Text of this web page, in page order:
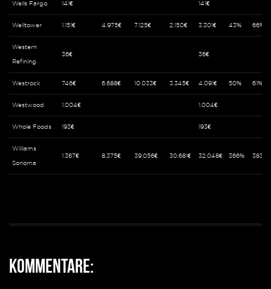
Wells Fargo 141€ 141€
Welltower 1.151€ 4.975€ 7.125€ 2.150€ 3.301€ 43% 66%
Western
Refining
36€ 36€
Westrock 746€ 6.688€ 10.033€ 3.345€ 4.091€ 50% 61%
Westwood 1.004€ 1.004€
Whole Foods 193€ 193€
Williams
Sonoma
1.367€ 8.375€ 39.056€ 30.681€ 32.048€ 366% 383%
Kommentare: